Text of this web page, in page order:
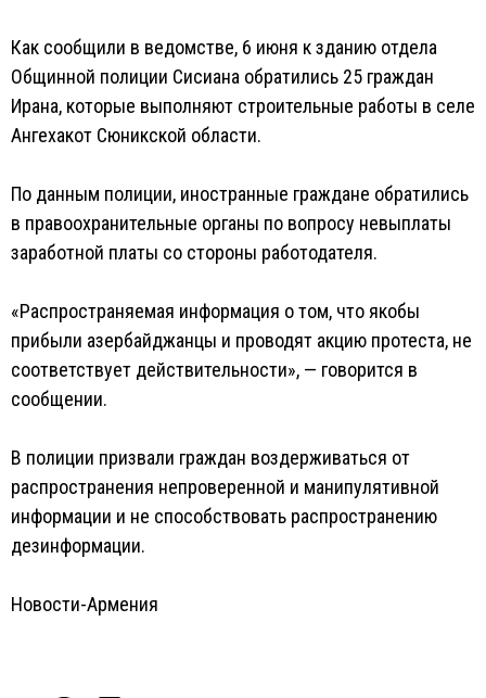
Как сообщили в ведомстве, 6 июня к зданию отдела
Общинной полиции Сисиана обратились 25 граждан
Ирана, которые выполняют строительные работы в селе
Ангехакот Сюникской области.
По данным полиции, иностранные граждане обратились
в правоохранительные органы по вопросу невыплаты
заработной платы со стороны работодателя.
«Распространяемая информация о том, что якобы
прибыли азербайджанцы и проводят акцию протеста, не
соответствует действительности», — говорится в
сообщении.
В полиции призвали граждан воздерживаться от
распространения непроверенной и манипулятивной
информации и не способствовать распространению
дезинформации.
Новости-Армения